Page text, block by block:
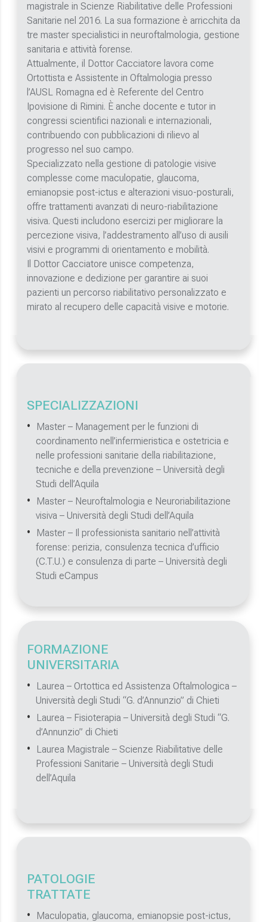
magistrale in Scienze Riabilitative delle Professioni
Sanitarie nel 2016. La sua formazione è arricchita da
tre master specialistici in neuroftalmologia, gestione
sanitaria e attività forense.
Attualmente, il Dottor Cacciatore lavora come
Ortottista e Assistente in Oftalmologia presso
l’AUSL Romagna ed è Referente del Centro
Ipovisione di Rimini. È anche docente e tutor in
congressi scientifici nazionali e internazionali,
contribuendo con pubblicazioni di rilievo al
progresso nel suo campo.
Specializzato nella gestione di patologie visive
complesse come maculopatie, glaucoma,
emianopsie post-ictus e alterazioni visuo-posturali,
offre trattamenti avanzati di neuro-riabilitazione
visiva. Questi includono esercizi per migliorare la
percezione visiva, l’addestramento all’uso di ausili
visivi e programmi di orientamento e mobilità.
Il Dottor Cacciatore unisce competenza,
innovazione e dedizione per garantire ai suoi
pazienti un percorso riabilitativo personalizzato e
mirato al recupero delle capacità visive e motorie.
SPECIALIZZAZIONI
Master – Management per le funzioni di
coordinamento nell’infermieristica e ostetricia e
nelle professioni sanitarie della riabilitazione,
tecniche e della prevenzione – Università degli
Studi dell’Aquila
Master – Neuroftalmologia e Neuroriabilitazione
visiva – Università degli Studi dell’Aquila
Master – Il professionista sanitario nell’attività
forense: perizia, consulenza tecnica d’ufficio
(C.T.U.) e consulenza di parte – Università degli
Studi eCampus
FORMAZIONE
UNIVERSITARIA
Laurea – Ortottica ed Assistenza Oftalmologica –
Università degli Studi “G. d’Annunzio” di Chieti
Laurea – Fisioterapia – Università degli Studi “G.
d’Annunzio” di Chieti
Laurea Magistrale – Scienze Riabilitative delle
Professioni Sanitarie – Università degli Studi
dell’Aquila
PATOLOGIE
TRATTATE
Maculopatia, glaucoma, emianopsie post-ictus,